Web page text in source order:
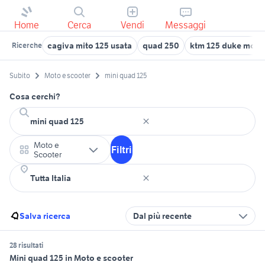
Home Cerca Vendi Messaggi
Ricerche cagiva mito 125 usata quad 250 ktm 125 duke moto
Subito Moto e scooter mini quad 125
Cosa cerchi?
Moto e
Scooter
Filtri
Salva ricerca Dal più recente
28 risultati
Mini quad 125 in Moto e scooter